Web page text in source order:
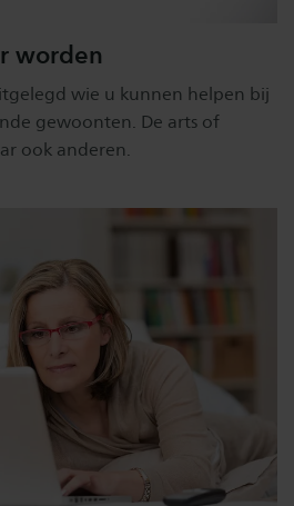
worden
wie u kunnen helpen bij
gewoonten. De arts of
ook anderen.